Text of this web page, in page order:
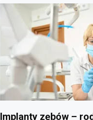
Implanty zębów –